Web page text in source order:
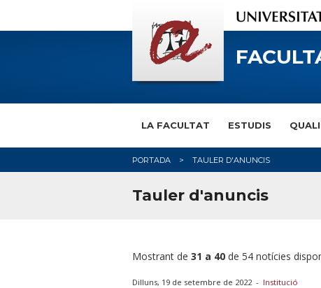
LA FACULTAT ESTUDIS
PORTADA TAULER D'ANUNCIS
Tauler d'anuncis
Mostrant de 31 a 40 de 54 notícies
Dilluns, 19 de setembre de 2022- Institució